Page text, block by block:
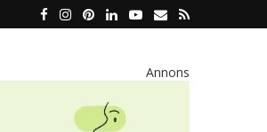
Annons